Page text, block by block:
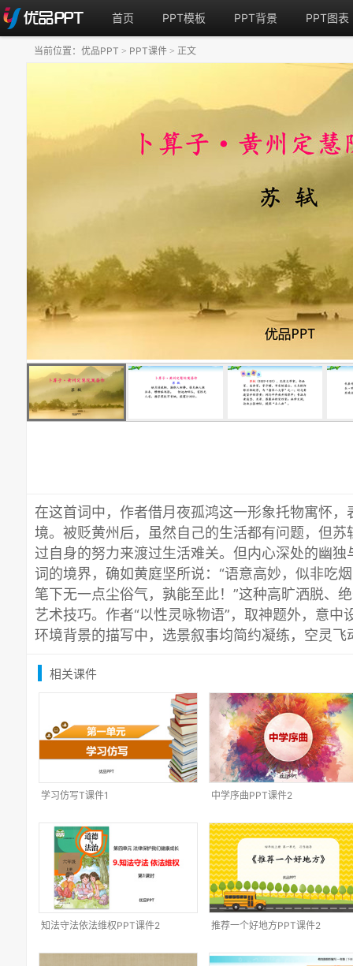
首页 PPT模板 PPT背景 PPT图表
在这首词中，作者借月夜孤鸿这一形象托物寓怀
境。被贬黄州后，虽然自己的生活都有问题，但
过自身的努力来渡过生活难关。但内心深处的幽
词的境界，确如黄庭坚所说：“语意高妙，似非吃
笔下无一点尘俗气，孰能至此！”这种高旷洒脱、
艺术技巧。作者“以性灵咏物语”，取神题外，意
环境背景的描写中，选景叙事均简约凝练，空灵飞
当前位置： 优品PPT > PPT课件 > 正文
相关课件
学习仿写T课件1 中学序曲PPT课件2
知法守法依法维权PPT课件2 推荐一个好地方PPT课件2